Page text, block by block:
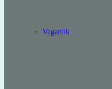
Veganlık